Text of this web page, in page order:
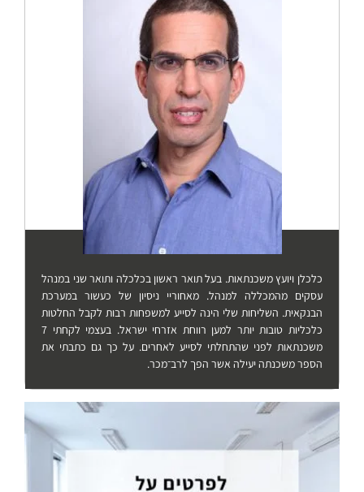
כלכלן ויועץ משכנתאות. בעל תואר ראשון בכלכלה ותואר שני במנהל
עסקים מהמכללה למנהל. מאחוריי ניסיון של כעשור במערכת
הבנקאית. השליחות שלי הינה לסייע למשפחות רבות לקבל החלטות
כלכליות טובות יותר למען רווחת אזרחי ישראל. בעצמי לקחתי 7
משכנתאות לפני שהתחלתי לסייע לאחרים. על כך גם כתבתי את
הספר משכנתה יעילה אשר הפך לרב־מכר.